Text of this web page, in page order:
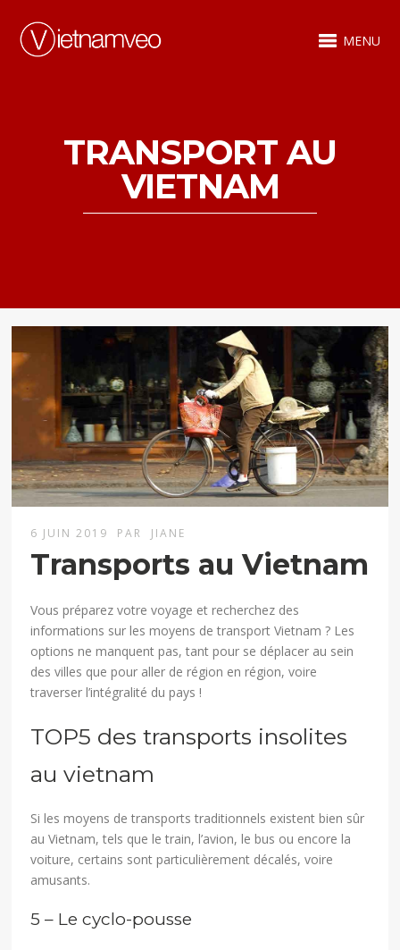
MENU
TRANSPORT AU
VIETNAM
6 JUIN 2019 PAR JIANE
Transports au Vietnam
Vous préparez votre voyage et recherchez des
informations sur les moyens de transport Vietnam ? Les
options ne manquent pas, tant pour se déplacer au sein
des villes que pour aller de région en région, voire
traverser l’intégralité du pays !
TOP5 des transports insolites
au vietnam
Si les moyens de transports traditionnels existent bien sûr
au Vietnam, tels que le train, l’avion, le bus ou encore la
voiture, certains sont particulièrement décalés, voire
amusants.
5 – Le cyclo-pousse